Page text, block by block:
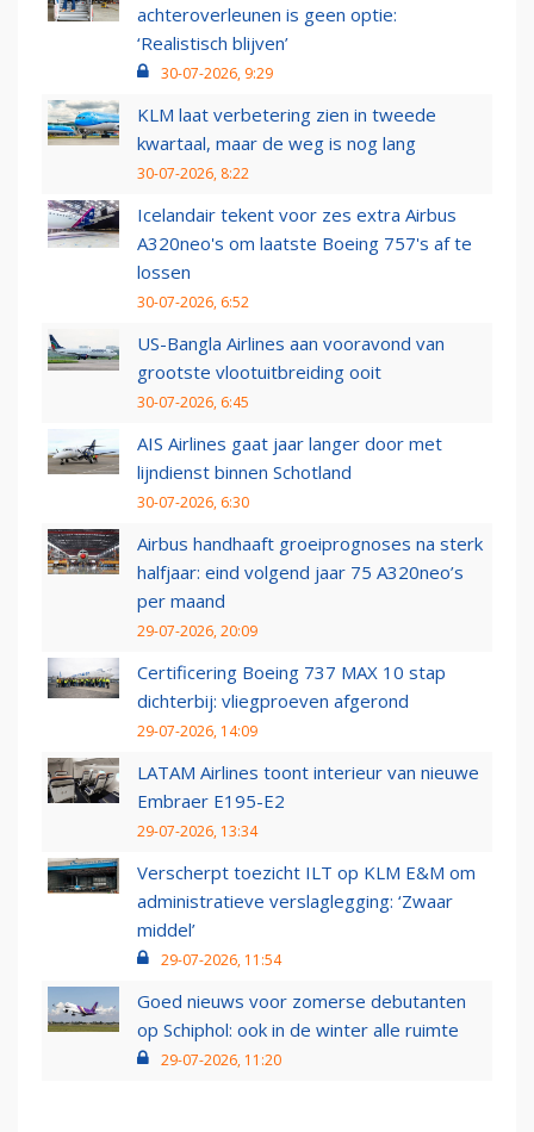
achteroverleunen is geen optie:
‘Realistisch blijven’
30-07-2026, 9:29
KLM laat verbetering zien in tweede
kwartaal, maar de weg is nog lang
30-07-2026, 8:22
Icelandair tekent voor zes extra Airbus
A320neo's om laatste Boeing 757's af te
lossen
30-07-2026, 6:52
US-Bangla Airlines aan vooravond van
grootste vlootuitbreiding ooit
30-07-2026, 6:45
AIS Airlines gaat jaar langer door met
lijndienst binnen Schotland
30-07-2026, 6:30
Airbus handhaaft groeiprognoses na sterk
halfjaar: eind volgend jaar 75 A320neo’s
per maand
29-07-2026, 20:09
Certificering Boeing 737 MAX 10 stap
dichterbij: vliegproeven afgerond
29-07-2026, 14:09
LATAM Airlines toont interieur van nieuwe
Embraer E195-E2
29-07-2026, 13:34
Verscherpt toezicht ILT op KLM E&M om
administratieve verslaglegging: ‘Zwaar
middel’
29-07-2026, 11:54
Goed nieuws voor zomerse debutanten
op Schiphol: ook in de winter alle ruimte
29-07-2026, 11:20